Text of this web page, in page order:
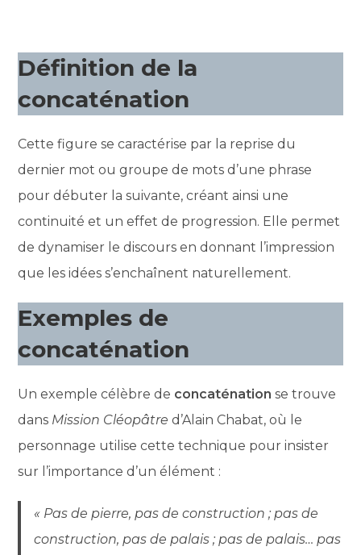
Définition de la
concaténation
Cette figure se caractérise par la reprise du
dernier mot ou groupe de mots d’une phrase
pour débuter la suivante, créant ainsi une
continuité et un effet de progression. Elle permet
de dynamiser le discours en donnant l’impression
que les idées s’enchaînent naturellement.
Exemples de
concaténation
Un exemple célèbre de concaténation se trouve
dans Mission Cléopâtre d’Alain Chabat, où le
personnage utilise cette technique pour insister
sur l’importance d’un élément :
« Pas de pierre, pas de construction ; pas de
construction, pas de palais ; pas de palais… pas